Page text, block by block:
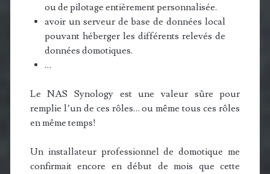
ou de pilotage entièrement personnalisée.
avoir un serveur de base de données local
pouvant héberger les différents relevés de
données domotiques.
…
Le NAS Synology est une valeur sûre pour
remplie l’un de ces rôles… ou même tous ces rôles
en même temps!
Un installateur professionnel de domotique me
confirmait encore en début de mois que cette